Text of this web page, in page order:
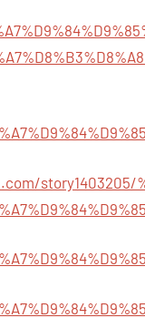
story1403205/